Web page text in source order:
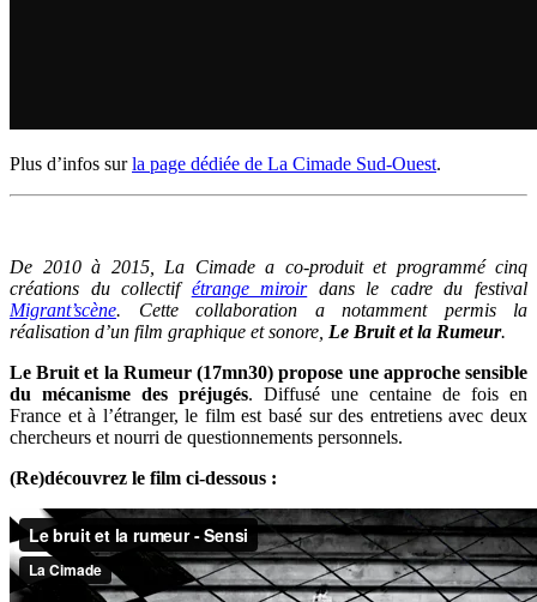
Plus d’infos surla page dédiée de La Cimade Sud-Ouest.
De 2010 à 2015, La Cimade a co-produit et programmé cinq
créations du collectif étrange miroirdans le cadre du festival
Migrant’scène. Cette collaboration a notamment permis la
réalisation d’un film graphique et sonore, Le Bruit et la Rumeur.
Le Bruit et la Rumeur (17mn30) propose une approche sensible
du mécanisme des préjugés. Diffusé une centaine de fois en
France et à l’étranger, le film est basé sur des entretiens avec deux
chercheurs et nourri de questionnements personnels.
(Re)découvrez le film ci-dessous :